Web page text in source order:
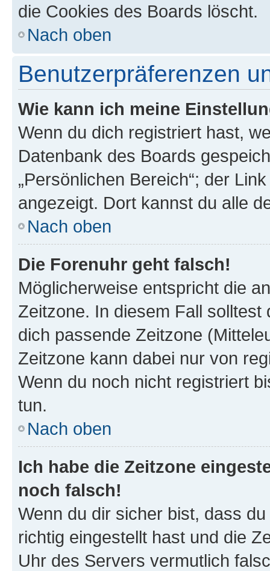
die Cookies des Boards löscht.
Nach oben
Benutzerpräferenzen
Wie kann ich meine
Wenn du dich registriert hast,
Datenbank des Boards
„Persönlichen Bereich“; der
angezeigt. Dort kannst du alle
Nach oben
Die Forenuhr geht falsch!
Möglicherweise entspricht die
Zeitzone. In diesem Fall solltest
dich passende Zeitzone
Zeitzone kann dabei nur von
Wenn du noch nicht registriert
tun.
Nach oben
Ich habe die Zeitzone
noch falsch!
Wenn du dir sicher bist, dass
richtig eingestellt hast und die
Uhr des Servers vermutlich